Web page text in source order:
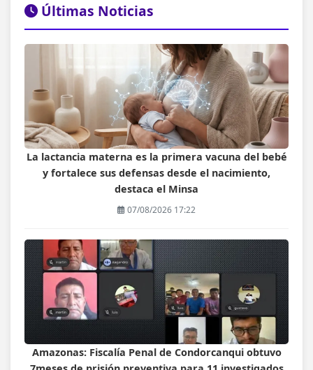
Últimas Noticias
La lactancia materna es la primera vacuna del bebé
y fortalece sus defensas desde el nacimiento,
destaca el Minsa
07/08/2026 17:22
Amazonas: Fiscalía Penal de Condorcanqui obtuvo